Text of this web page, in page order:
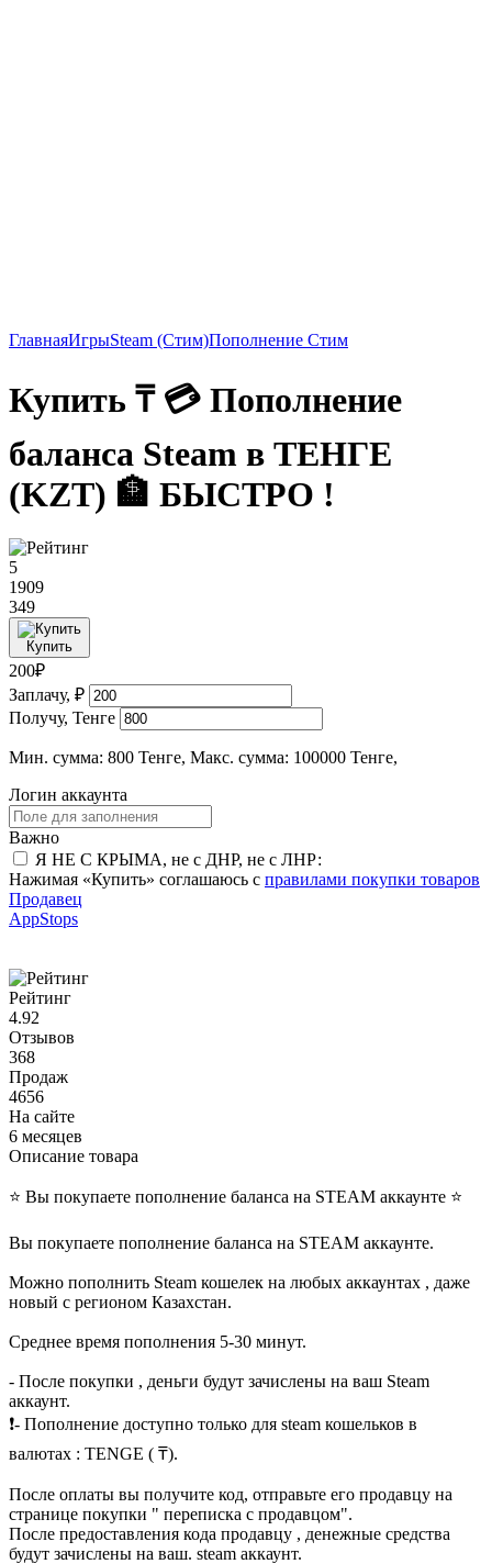
ГлавнаяИгрыSteam (Стим)Пополнение Стим
Купить ₸ 💳 Пополнение
баланса Steam в ТЕНГЕ
(KZT) 🏦 БЫСТРО !
5
1909
349
Купить
200₽
Заплачу, ₽
Получу, Тенге
Мин. сумма: 800 Тенге, Макс. сумма: 100000 Тенге,
Логин аккаунта
Важно
Я НЕ С КРЫМА, не с ДНР, не с ЛНР:
Нажимая «Купить» соглашаюсь с правилами покупки товаров
Продавец
AppStops
Рейтинг
4.92
Отзывов
368
Продаж
4656
На сайте
6 месяцев
Описание товара
⭐️ Вы покупаете пополнение баланса на STEAM аккаунте ⭐️
Вы покупаете пополнение баланса на STEAM аккаунте.
Можно пополнить Steam кошелек на любых аккаунтах , даже
новый с регионом Казахстан.
Среднее время пополнения 5-30 минут.
- После покупки , деньги будут зачислены на ваш Steam
аккаунт.
❗️- Пополнение доступно только для steam кошельков в
валютах : TENGE ( ₸).
После оплаты вы получите код, отправьте его продавцу на
странице покупки " переписка c продавцом".
После предоставления кода продавцу , денежные средства
будут зачислены на ваш. steam аккаунт.